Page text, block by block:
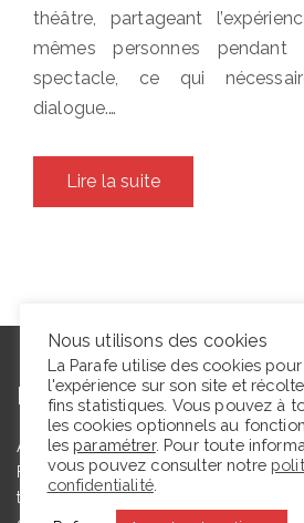
théâtre, partageant
mêmes personnes
spectacle, ce qui
dialogue.…
Lire la suite
L’autrice
Agrégée de lettres modernes et
Floriane Toussaint est maîtresse de
théâtrales à l’Université de Caen
Nous utilisons des cookies
La Parafe utilise des cookies
l'expérience sur son site et
fins statistiques. Vous pouvez à
les cookies optionnels au
les paramétrer. Pour toute
vous pouvez consulter notre
confidentialité.